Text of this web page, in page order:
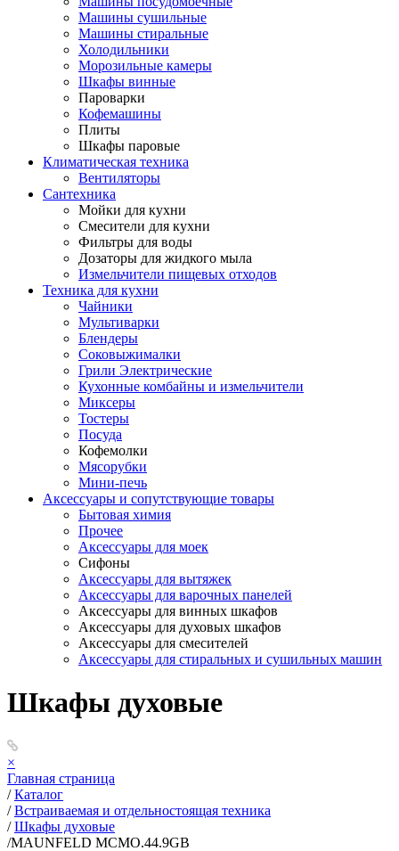
Машины сушильные
Машины стиральные
Холодильники
Морозильные камеры
Шкафы винные
Пароварки
Кофемашины
Плиты
Шкафы паровые
Климатическая техника
Вентиляторы
Сантехника
Мойки для кухни
Смесители для кухни
Фильтры для воды
Дозаторы для жидкого мыла
Измельчители пищевых отходов
Техника для кухни
Чайники
Мультиварки
Блендеры
Соковыжималки
Грили Электрические
Кухонные комбайны и измельчители
Миксеры
Тостеры
Посуда
Кофемолки
Мясорубки
Мини-печь
Аксессуары и сопутствующие товары
Бытовая химия
Прочее
Аксессуары для моек
Сифоны
Аксессуары для вытяжек
Аксессуары для варочных панелей
Аксессуары для винных шкафов
Аксессуары для духовых шкафов
Аксессуары для смесителей
Аксессуары для стиральных и сушильных машин
Шкафы духовые
×
Главная страница
/ Каталог
/ Встраиваемая и отдельностоящая техника
/ Шкафы духовые
/MAUNFELD MCMO.44.9GB